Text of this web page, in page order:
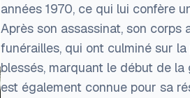
années 1970, ce qui lui confère
Après son assassinat, son
funérailles, qui ont culminé sur
blessés, marquant le début de
est également connue pour sa